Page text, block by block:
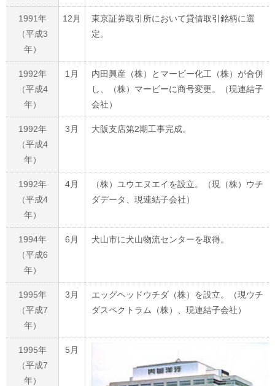
1991年
（平成3
年）
12月
東京証券取引所において貸借取引銘柄に選
定。
1992年
（平成4
年）
1月
内田興産（株）とマービー化工（株）が合併
し、（株）マービーに商号変更。（現連結子
会社）
1992年
（平成4
年）
3月 大阪支店第2期工事完成。
1992年
（平成4
年）
4月
（株）ユウエヌエイを設立。（現（株）ウチ
ダデータ、現連結子会社）
1994年
（平成6
年）
6月 犬山市に犬山物流センターを取得。
1995年
（平成7
年）
3月
エッグヘッドウチダ（株）を設立。（現ウチ
ダスペクトラム（株）、現連結子会社）
1995年
（平成7
年）
5月